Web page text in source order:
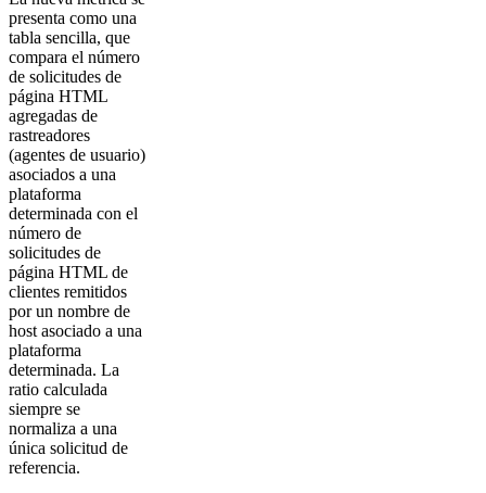
presenta como una
tabla sencilla, que
compara el número
de solicitudes de
página HTML
agregadas de
rastreadores
(agentes de usuario)
asociados a una
plataforma
determinada con el
número de
solicitudes de
página HTML de
clientes remitidos
por un nombre de
host asociado a una
plataforma
determinada. La
ratio calculada
siempre se
normaliza a una
única solicitud de
referencia.